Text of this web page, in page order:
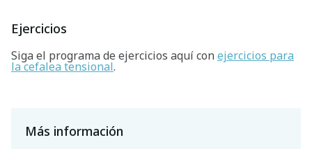
Ejercicios
Siga el programa de ejercicios aquí con ejercicios para
la cefalea tensional.
Más información